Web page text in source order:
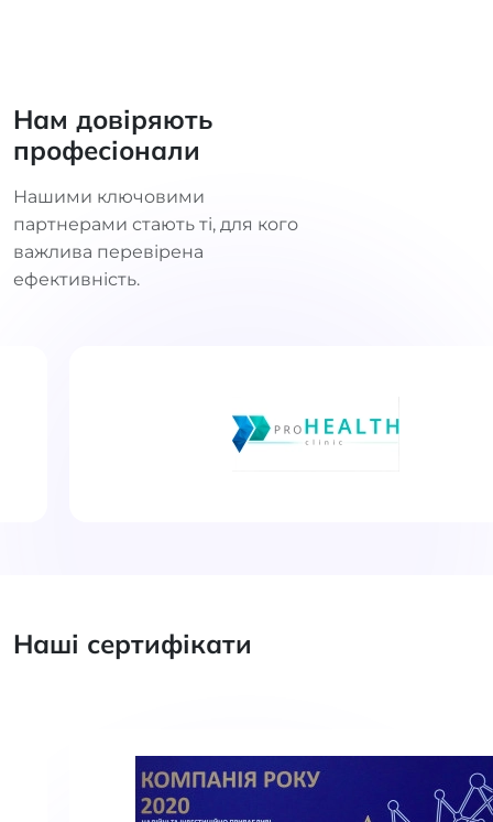
Нам довіряють
професіонали
Нашими ключовими
партнерами стають ті, для кого
важлива перевірена
ефективність.
Наші сертифікати